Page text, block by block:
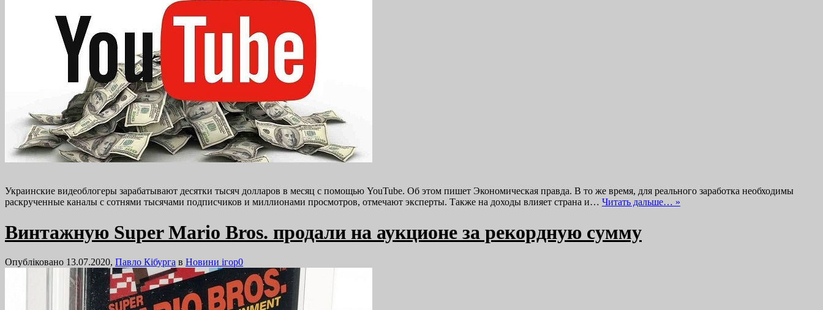
Украинские видеоблогеры зарабатывают десятки тысяч долларов в месяц с помощью YouTube. Об этом пишет Экономическая правда. В то же время, для реального заработка необходимы
раскрученные каналы с сотнями тысячами подписчиков и миллионами просмотров, отмечают эксперты. Также на доходы влияет страна и… Читать дальше… »
Винтажную Super Mario Bros. продали на аукционе за рекордную сумму
Опубліковано 13.07.2020, Павло Кібурга в Новини ігор0